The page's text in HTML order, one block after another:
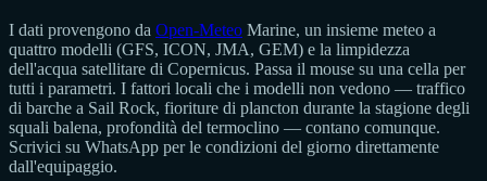
I dati provengono da Open-Meteo Marine, un insieme meteo a
quattro modelli (GFS, ICON, JMA, GEM) e la limpidezza
dell'acqua satellitare di Copernicus. Passa il mouse su una cella per
tutti i parametri. I fattori locali che i modelli non vedono — traffico
di barche a Sail Rock, fioriture di plancton durante la stagione degli
squali balena, profondità del termoclino — contano comunque.
Scrivici su WhatsApp per le condizioni del giorno direttamente
dall'equipaggio.